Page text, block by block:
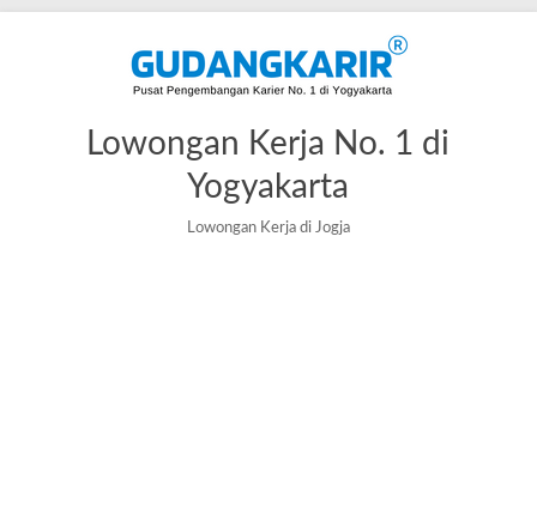
Lowongan Kerja No. 1 di
Yogyakarta
Lowongan Kerja di Jogja